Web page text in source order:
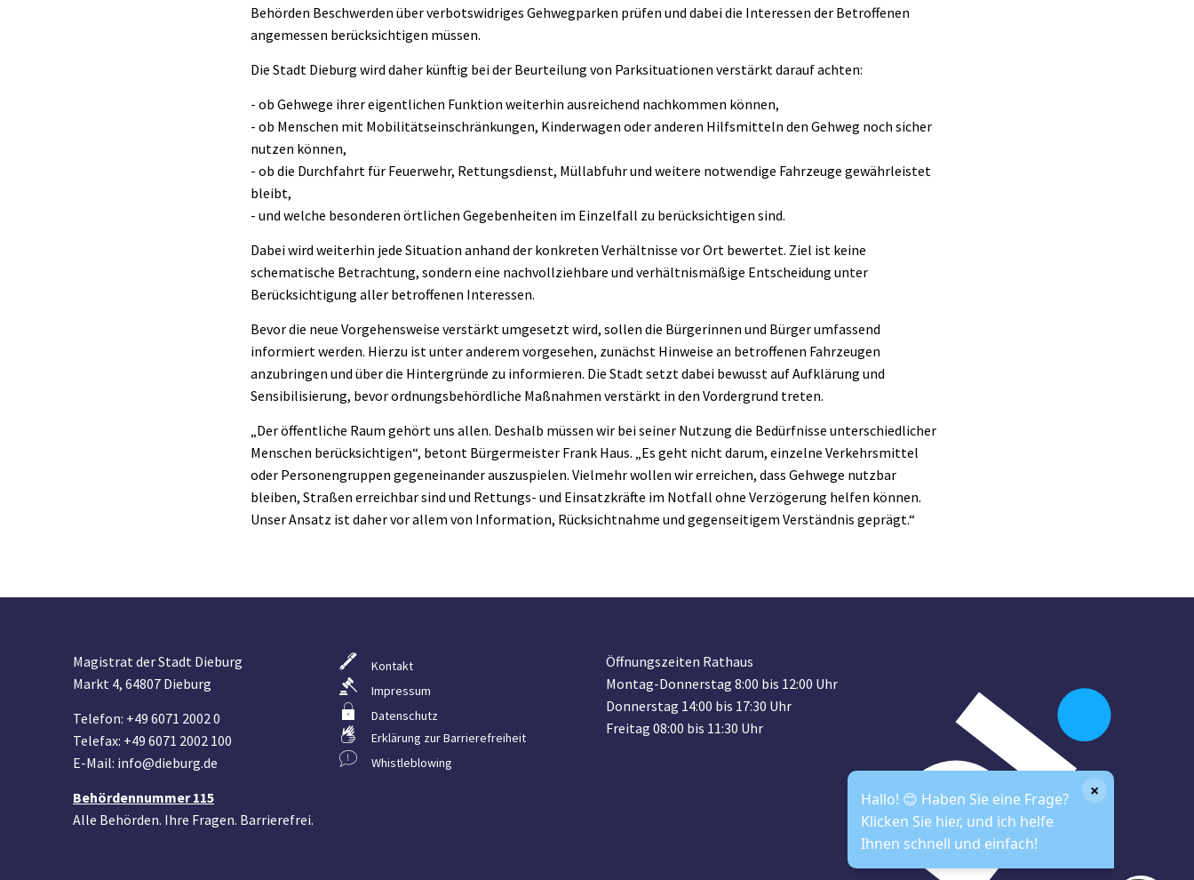
Behörden Beschwerden über verbotswidriges Gehwegparken prüfen und dabei die Interessen der Betroffenen
angemessen berücksichtigen müssen.
Die Stadt Dieburg wird daher künftig bei der Beurteilung von Parksituationen verstärkt darauf achten:
- ob Gehwege ihrer eigentlichen Funktion weiterhin ausreichend nachkommen können,
- ob Menschen mit Mobilitätseinschränkungen, Kinderwagen oder anderen Hilfsmitteln den Gehweg noch sicher
nutzen können,
- ob die Durchfahrt für Feuerwehr, Rettungsdienst, Müllabfuhr und weitere notwendige Fahrzeuge gewährleistet
bleibt,
- und welche besonderen örtlichen Gegebenheiten im Einzelfall zu berücksichtigen sind.
Dabei wird weiterhin jede Situation anhand der konkreten Verhältnisse vor Ort bewertet. Ziel ist keine
schematische Betrachtung, sondern eine nachvollziehbare und verhältnismäßige Entscheidung unter
Berücksichtigung aller betroffenen Interessen.
Bevor die neue Vorgehensweise verstärkt umgesetzt wird, sollen die Bürgerinnen und Bürger umfassend
informiert werden. Hierzu ist unter anderem vorgesehen, zunächst Hinweise an betroffenen Fahrzeugen
anzubringen und über die Hintergründe zu informieren. Die Stadt setzt dabei bewusst auf Aufklärung und
Sensibilisierung, bevor ordnungsbehördliche Maßnahmen verstärkt in den Vordergrund treten.
„Der öffentliche Raum gehört uns allen. Deshalb müssen wir bei seiner Nutzung die Bedürfnisse unterschiedlicher
Menschen berücksichtigen“, betont Bürgermeister Frank Haus. „Es geht nicht darum, einzelne Verkehrsmittel
oder Personengruppen gegeneinander auszuspielen. Vielmehr wollen wir erreichen, dass Gehwege nutzbar
bleiben, Straßen erreichbar sind und Rettungs- und Einsatzkräfte im Notfall ohne Verzögerung helfen können.
Unser Ansatz ist daher vor allem von Information, Rücksichtnahme und gegenseitigem Verständnis geprägt.“
Magistrat der Stadt Dieburg
Markt 4, 64807 Dieburg
Telefon: +49 6071 2002 0
Telefax: +49 6071 2002 100
E-Mail: info@dieburg.de
Behördennummer 115
Alle Behörden. Ihre Fragen. Barrierefrei.
Kontakt
Impressum
Datenschutz
Erklärung zur Barrierefreiheit
Whistleblowing
Öffnungszeiten Rathaus
Montag-Donnerstag 8:00 bis 12:00 Uhr
Donnerstag 14:00 bis 17:30 Uhr
Freitag 08:00 bis 11:30 Uhr
Hallo! 😊 Haben Sie eine Frage?
Klicken Sie hier, und ich helfe
Ihnen schnell und einfach!
×